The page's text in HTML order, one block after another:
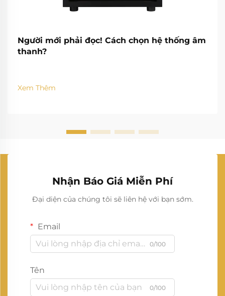
Người mới phải đọc! Cách chọn hệ thống âm
thanh?
Xem Thêm
Nhận Báo Giá Miễn Phí
Đại diện của chúng tôi sẽ liên hệ với bạn sớm.
Email
0/100
Tên
0/100